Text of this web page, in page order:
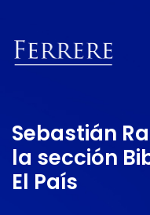
Sebastián
la sección
El País